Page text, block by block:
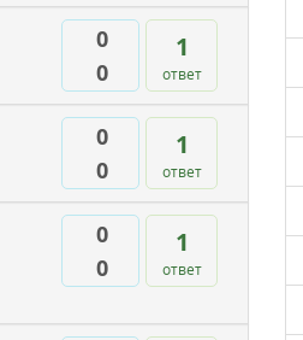
0
0
1
ответ
0
0
1
ответ
0
0
1
ответ